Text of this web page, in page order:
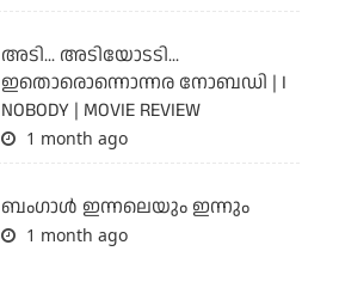
അടി... അടിയോടടി...
ഇതൊരൊന്നൊന്നര നോബഡി | I
NOBODY | MOVIE REVIEW
1 month ago
ബംഗാള്‍ ഇന്നലെയും ഇന്നും
1 month ago